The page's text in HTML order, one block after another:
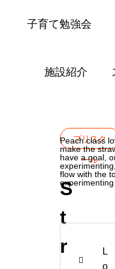
子育て勉強会
施設紹介
プリスク
ール
S
t
r
Peach class
make the
have a goal,
flow with the
experimenting
L
o